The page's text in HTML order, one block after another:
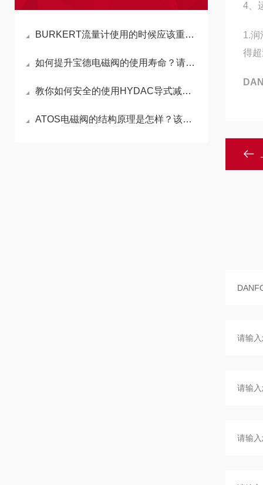
BURKERT流量计使用的时候应该重视哪方面的事情
如何提升宝德电磁阀的使用寿命？请往这里看
教你如何安全的使用HYDAC导式减压阀，收藏备用！
ATOS电磁阀的结构原理是怎样？该如何选型？
4、
1.润
得